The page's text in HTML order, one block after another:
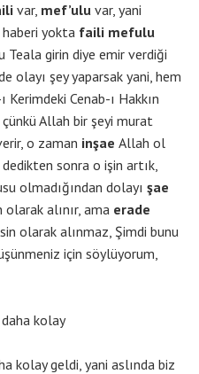
var, mef’ulu var, yani
yokta faili mefulu
Teala girin diye emir verdiği
olayı şey yaparsak yani, hem
Kerimdeki Cenab-ı Hakkın
Allah bir şeyi murat
o zaman inşae Allah ol
sonra o işin artık,
olmadığından dolayı şae
alınır, ama erade
olarak alınmaz, Şimdi bunu
için söylüyorum,
kolay
kolay geldi, yani aslında biz